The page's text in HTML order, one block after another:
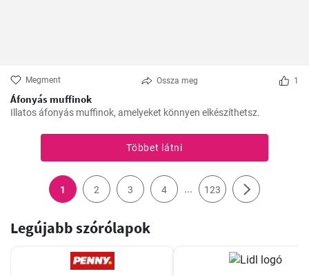
Megment Ossza meg 1
Áfonyás muffinok
Illatos áfonyás muffinok, amelyeket könnyen elkészíthetsz.
Többet látni
1 2 3 4 ... 123
Legújabb szórólapok